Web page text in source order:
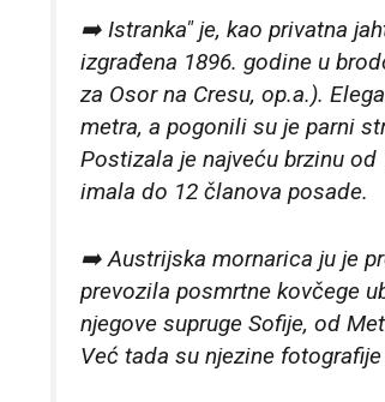
➡️ Istranka" je, kao privatna
izgrađena 1896. godine u
za Osor na Cresu, op.a.).
metra, a pogonili su je parni
Postizala je najveću brzinu
imala do 12 članova posade.
➡️ Austrijska mornarica ju je
prevozila posmrtne kovčege
njegove supruge Sofije, od
Već tada su njezine